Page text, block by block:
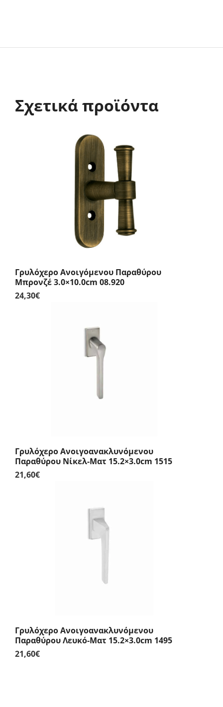
Σχετικά προϊόντα
Γρυλόχερο Ανοιγόμενου Παραθύρου
Μπρονζέ 3.0×10.0cm 08.920
24,30€
Γρυλόχερο Ανοιγοανακλυνόμενου
Παραθύρου Νίκελ-Ματ 15.2×3.0cm 1515
21,60€
Γρυλόχερο Ανοιγοανακλυνόμενου
Παραθύρου Λευκό-Ματ 15.2×3.0cm 1495
21,60€